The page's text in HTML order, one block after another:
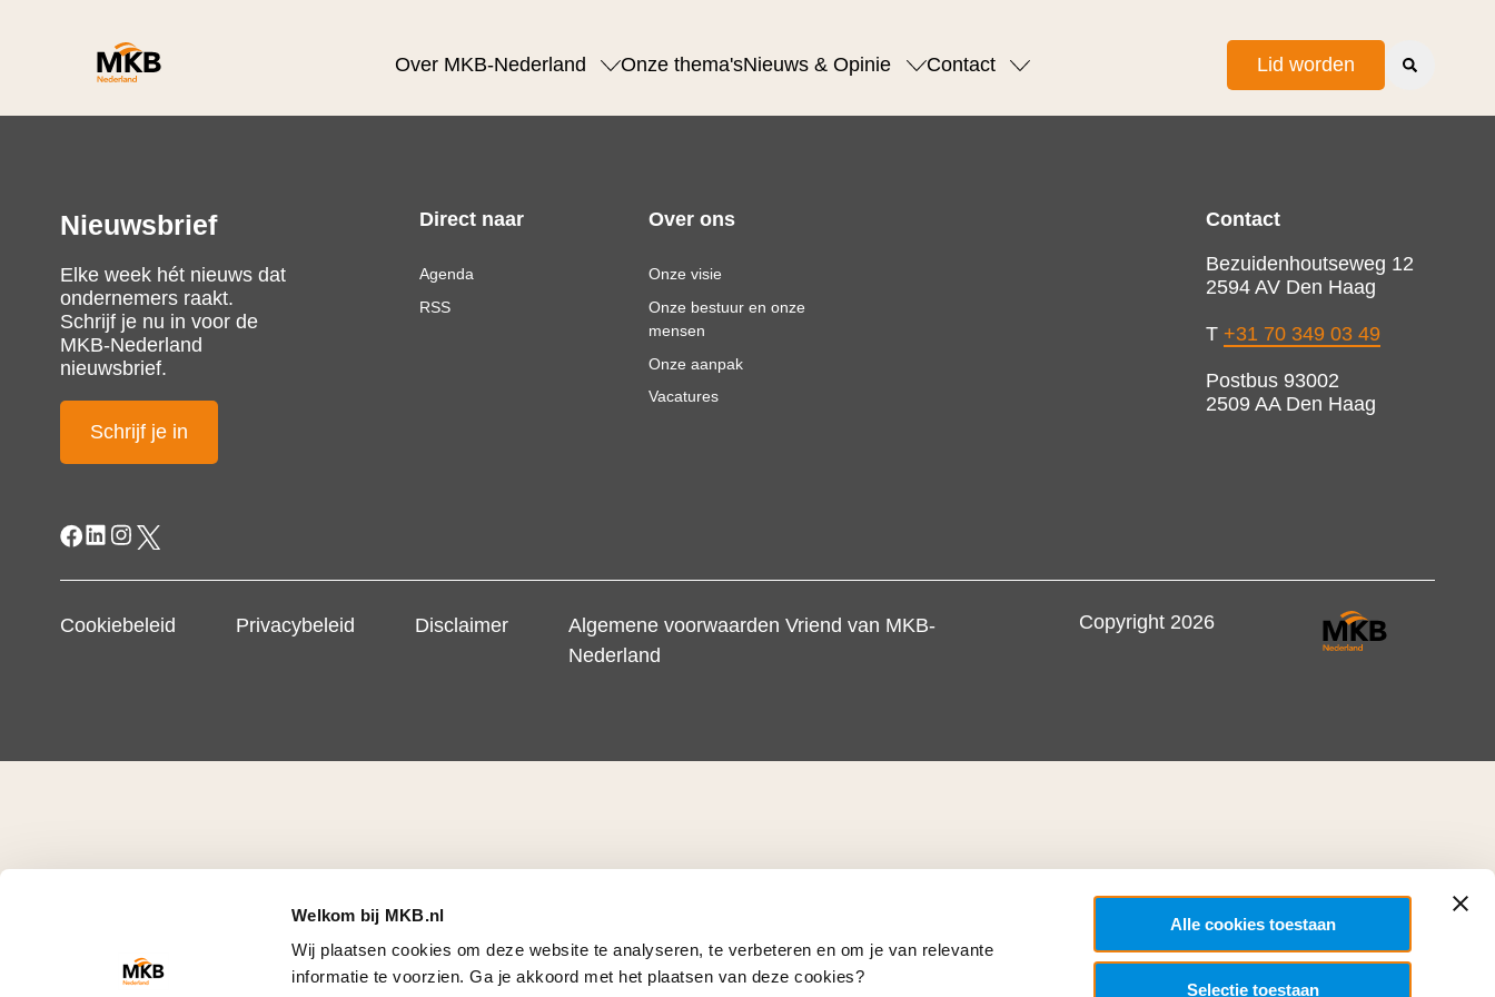
Welkom bij MKB.nl
Wij plaatsen cookies om deze website te analyseren, te verbeteren en om je van relevante
informatie te voorzien. Ga je akkoord met het plaatsen van deze cookies?
Alle cookies toestaan
Selectie toestaan
Over MKB-Nederland Onze thema'sNieuws & Opinie Contact Lid worden
Nieuwsbrief
Elke week hét nieuws dat
ondernemers raakt.
Schrijf je nu in voor de
MKB-Nederland
nieuwsbrief.
Schrijf je in
Direct naar
Agenda
RSS
Over ons
Onze visie
Onze bestuur en onze
mensen
Onze aanpak
Vacatures
Contact
Bezuidenhoutseweg 12
2594 AV Den Haag
T +31 70 349 03 49
Postbus 93002
2509 AA Den Haag
Cookiebeleid Privacybeleid Disclaimer
Algemene voorwaarden Vriend van MKB-
Nederland
Copyright 2026